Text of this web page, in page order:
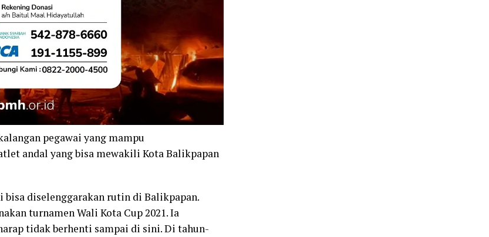
pegawai yang mampu
andal yang bisa mewakili Kota Balikpapan
diselenggarakan rutin di Balikpapan.
turnamen Wali Kota Cup 2021. Ia
tidak berhenti sampai di sini. Di tahun-